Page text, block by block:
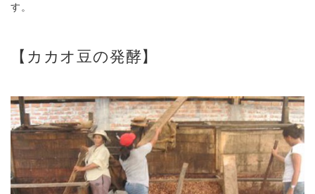
す。
【カカオ豆の発酵】